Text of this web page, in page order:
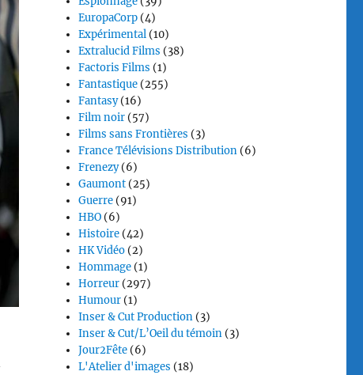
EuropaCorp (4)
Expérimental (10)
Extralucid Films (38)
Factoris Films (1)
Fantastique (255)
Fantasy(16)
Film noir (57)
Films sans Frontières (3)
France Télévisions Distribution (6)
Frenezy(6)
Gaumont (25)
Guerre (91)
HBO (6)
Histoire (42)
HK Vidéo (2)
Hommage (1)
Horreur (297)
Humour (1)
Inser & Cut Production (3)
Inser & Cut/L’Oeil du témoin (3)
Jour2Fête (6)
L'Atelier d'images (18)